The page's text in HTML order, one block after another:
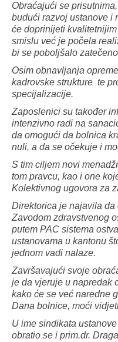
Obraćajući se
budući razvoj ustanove i
će doprinijeti
smislu već je počela
bi se poboljšalo
Osim obnavljanja
kadrovske strukture te
specijalizacije.
Zaposlenici su također
intenzivno radi na
da omogući da bolnica
nuli, a da se očekuje i
S tim ciljem novi
tom pravcu, kao i one
Kolektivnog ugovora za
Direktorica je najavila
Zavodom zdravstvenog
putem PAC sistema
ustanovama u kantonu
jednom vadi nalaze.
Završavajući svoje
je da vjeruje u napredak
kako će se već naredne
Dana bolnice, moći
U ime sindikata
obratio se i prim.dr.